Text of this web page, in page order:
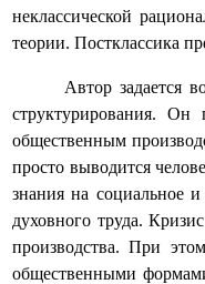
неклассической
теории. Постклассика
Автор задается
структурирования. Он
общественным
просто выводится
знания на социальное
духовного труда.
производства. При
общественными формами